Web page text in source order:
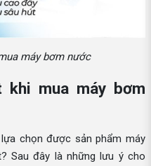
máy bơm nước
khi mua máy bơm
chọn được sản phẩm máy
Sau đây là những lưu ý cho